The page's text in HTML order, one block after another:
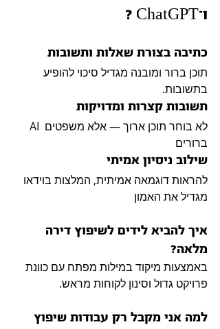
ו־ChatGPT ?
כתיבה בצורת שאלות ותשובות
תוכן ברור ומובנה מגדיל סיכוי להופיע
בתשובות.
תשובות קצרות ומדויקות
AI לא בוחר תוכן ארוך — אלא משפטים
ברורים
שילוב ניסיון אמיתי
להראות דוגמאה אמיתית, המלצות בוידאו
מגדיל את האמון
איך להביא לידים לשיפוץ דירה
מלאה?
באמצעות מיקוד במילות מפתח עם כוונת
פרויקט גדול וסינון לקוחות מראש.
למה אני מקבל רק עבודות שיפוץ